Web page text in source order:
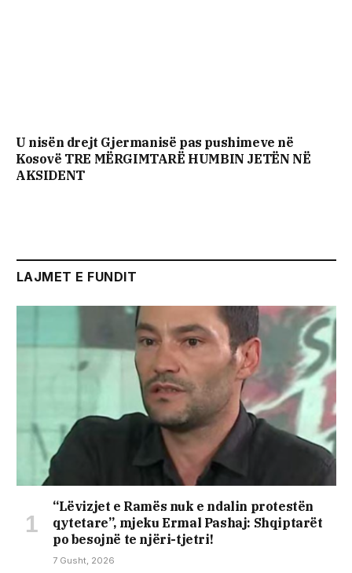
U nisën drejt Gjermanisë pas pushimeve në
Kosovë TRE MËRGIMTARË HUMBIN JETËN NË
AKSIDENT
LAJMET E FUNDIT
“Lëvizjet e Ramës nuk e ndalin protestën
qytetare”, mjeku Ermal Pashaj: Shqiptarët
po besojnë te njëri-tjetri!
7 Gusht, 2026